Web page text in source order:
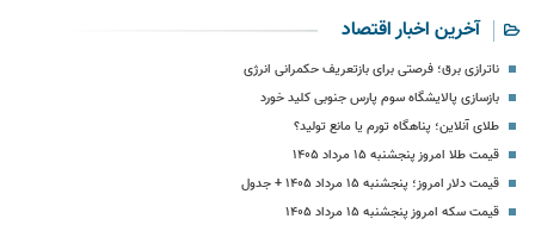
آخرین اخبار اقتصاد
ناترازی برق؛ فرصتی برای بازتعریف حکمرانی انرژی
بازسازی پالایشگاه سوم پارس جنوبی کلید خورد
طلای آنلاین؛ پناهگاه تورم یا مانع تولید؟
قیمت طلا امروز پنجشنبه ۱۵ مرداد ۱۴۰۵
قیمت دلار امروز؛ پنجشنبه ۱۵ مرداد ۱۴۰۵ + جدول
قیمت سکه امروز پنجشنبه ۱۵ مرداد ۱۴۰۵